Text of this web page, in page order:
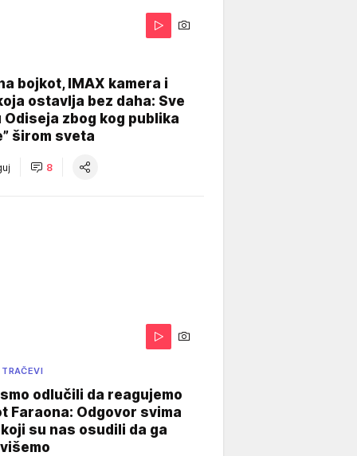
bojkot, IMAX kamera i
ostavlja bez daha: Sve
Odiseja zbog kog publika
širom sveta
8
odlučili da reagujemo
Faraona: Odgovor svima
su nas osudili da ga